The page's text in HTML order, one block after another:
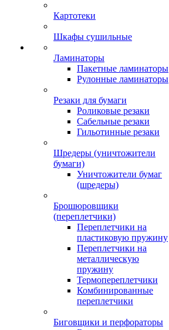
Картотеки
Шкафы сушильные
Ламинаторы
Пакетные ламинаторы
Рулонные ламинаторы
Резаки для бумаги
Роликовые резаки
Сабельные резаки
Гильотинные резаки
Шредеры (уничтожители
бумаги)
Уничтожители бумаг
(шредеры)
Брошюровщики
(переплетчики)
Переплетчики на
пластиковую пружину
Переплетчики на
металлическую
пружину
Термопереплетчики
Комбинированные
переплетчики
Биговщики и перфораторы